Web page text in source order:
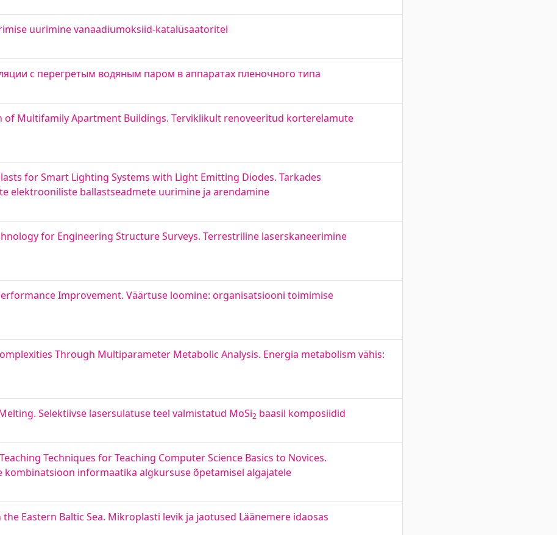
uurimine vanaadiumoksiid-katalüsaatoritel
с перегретым водяным паром в аппаратах пленочного типа
of Multifamily Apartment Buildings. Terviklikult renoveeritud korterelamute
for Smart Lighting Systems with Light Emitting Diodes. Tarkades
elektrooniliste ballastseadmete uurimine ja arendamine
for Engineering Structure Surveys. Terrestriline laserskaneerimine
Improvement. Väärtuse loomine: organisatsiooni toimimise
Through Multiparameter Metabolic Analysis. Energia metabolism vähis:
Selektiivse lasersulatuse teel valmistatud MoSi2 baasil komposiidid
Techniques for Teaching Computer Science Basics to Novices.
informaatika algkursuse õpetamisel algajatele
Eastern Baltic Sea. Mikroplasti levik ja jaotused Läänemere idaosas